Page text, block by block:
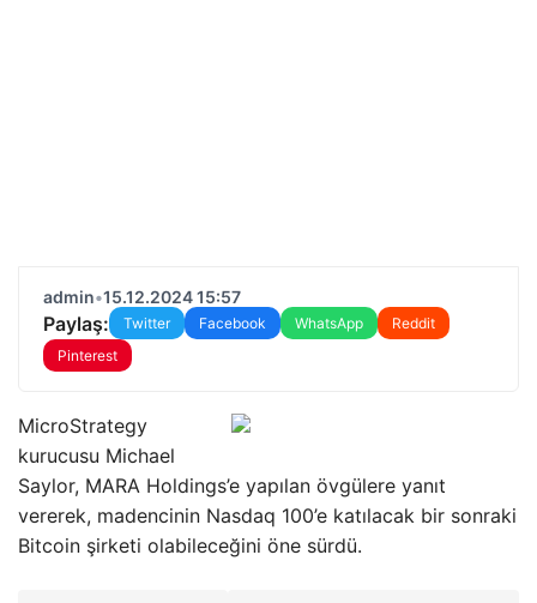
admin•15.12.2024 15:57
Paylaş: Twitter Facebook WhatsApp
Reddit
Pinterest
MicroStrategy
kurucusu Michael
Saylor, MARA Holdings’e yapılan övgülere yanıt
vererek, madencinin Nasdaq 100’e katılacak bir sonraki
Bitcoin şirketi olabileceğini öne sürdü.